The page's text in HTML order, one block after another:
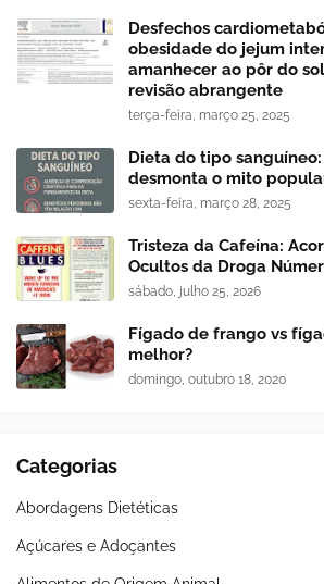
Desfechos
obesidade do jejum
amanhecer ao pôr do
revisão abrangente
terça-feira, março 25, 2025
Dieta do tipo
desmonta o mito
sexta-feira, março 28, 2025
Tristeza da Cafeína:
Ocultos da Droga
sábado, julho 25, 2026
Fígado de frango vs
melhor?
domingo, outubro 18, 2020
Categorias
Abordagens Dietéticas
Açúcares e Adoçantes